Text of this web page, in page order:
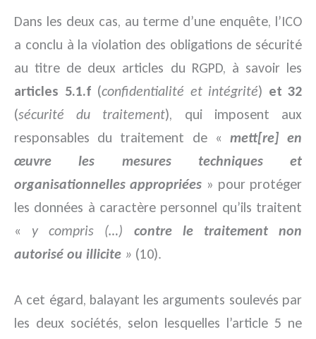
Dans les deux cas, au terme d’une enquête, l’ICO
a conclu à la violation des obligations de sécurité
au titre de deux articles du RGPD, à savoir les
articles 5.1.f (confidentialité et intégrité) et 32
(sécurité du traitement), qui imposent aux
responsables du traitement de « mett[re] en
œuvre les mesures techniques et
organisationnelles appropriées » pour protéger
les données à caractère personnel qu’ils traitent
« y compris (…) contre le traitement non
autorisé ou illicite » (10).
A cet égard, balayant les arguments soulevés par
les deux sociétés, selon lesquelles l’article 5 ne